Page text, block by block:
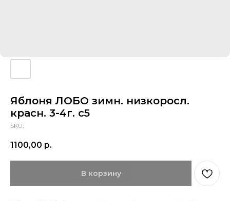
Яблоня ЛОБО зимн. низкоросл.
красн. 3-4г. с5
SKU:
1100,00 р.
В корзину